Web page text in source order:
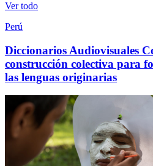
Ver todo
Perú
Diccionarios Audiovisuales
construcción colectiva para
las lenguas originarias